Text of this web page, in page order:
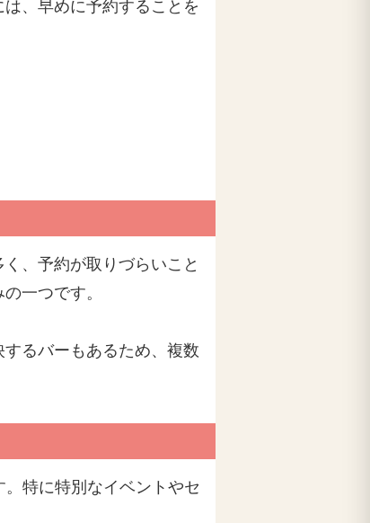
、早めに予約することを
、予約が取りづらいこと
一つです。
るバーもあるため、複数
特に特別なイベントやセ